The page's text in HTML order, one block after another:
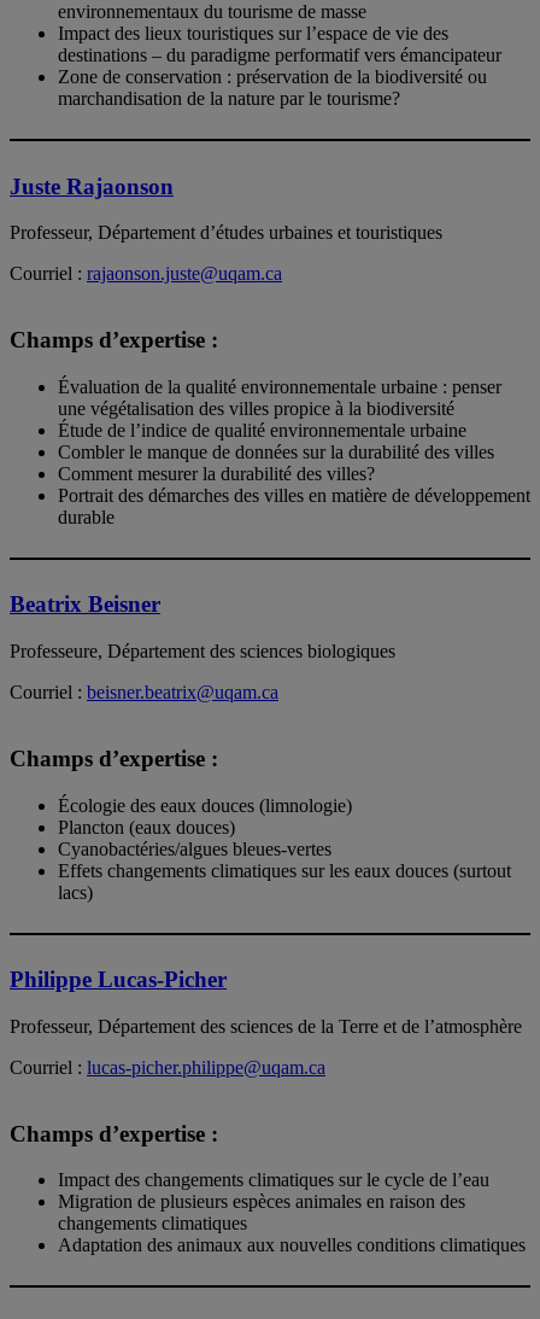
environnementaux du tourisme de masse
Impact des lieux touristiques sur l’espace de vie des
destinations – du paradigme performatif vers émancipateur
Zone de conservation : préservation de la biodiversité ou
marchandisation de la nature par le tourisme?
Juste Rajaonson
Professeur, Département d’études urbaines et touristiques
Courriel : rajaonson.juste@uqam.ca
Champs d’expertise :
Évaluation de la qualité environnementale urbaine : penser
une végétalisation des villes propice à la biodiversité
Étude de l’indice de qualité environnementale urbaine
Combler le manque de données sur la durabilité des villes
Comment mesurer la durabilité des villes?
Portrait des démarches des villes en matière de développement
durable
Beatrix Beisner
Professeure, Département des sciences biologiques
Courriel : beisner.beatrix@uqam.ca
Champs d’expertise :
Écologie des eaux douces (limnologie)
Plancton (eaux douces)
Cyanobactéries/algues bleues-vertes
Effets changements climatiques sur les eaux douces (surtout
lacs)
Philippe Lucas-Picher
Professeur, Département des sciences de la Terre et de l’atmosphère
Courriel : lucas-picher.philippe@uqam.ca
Champs d’expertise :
Impact des changements climatiques sur le cycle de l’eau
Migration de plusieurs espèces animales en raison des
changements climatiques
Adaptation des animaux aux nouvelles conditions climatiques